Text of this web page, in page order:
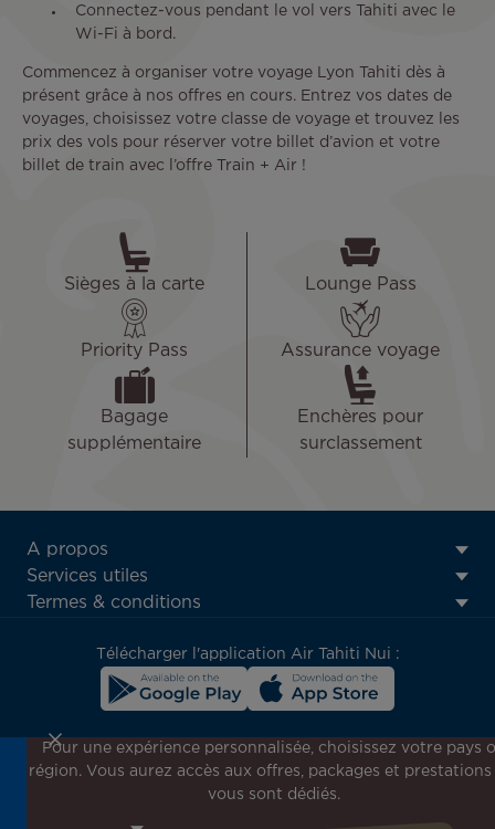
Connectez-vous pendant le vol vers Tahiti avec le
Wi-Fi à bord.
Commencez à organiser votre voyage Lyon Tahiti dès à
présent grâce à nos offres en cours. Entrez vos dates de
voyages, choisissez votre classe de voyage et trouvez les
prix des vols pour réserver votre billet d’avion et votre
billet de train avec l’offre Train + Air !
Sièges à la carte Lounge Pass
Priority Pass Assurance voyage
Bagage
supplémentaire
Enchères pour
surclassement
ATN:
Footer
menu
A propos
Services utiles
Termes & conditions
Télécharger l'application Air Tahiti Nui :
Inscrivez-vous à notre newsletter !
Recevez en avant-première toutes nos offres spéciales et
Pour une expérience personnalisée, choisissez votre pays
région. Vous aurez accès aux offres, packages et prestations
vous sont dédiés.